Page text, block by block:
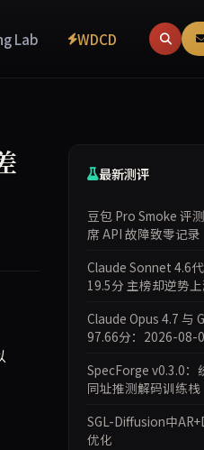
Lab WDCD
最新测评
豆包 Pro Smoke 评
席 API 故障致零记录
Claude Sonnet 4.6
19.5分 主榜却逆势
Claude Opus 4.7 与
97.66分：2026-08-
SpecForge v0.3.0：
同址推测解码训练栈
SGL-Diffusion中
优化